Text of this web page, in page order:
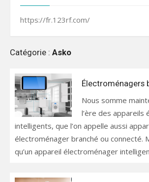
Catégorie : Asko
Électroménagers
Nous somme
l’ère des appareils
intelligents, que l’on appelle aussi
électroménager branché ou connecté.
qu’un appareil électroménager
https://fr.123rf.com/